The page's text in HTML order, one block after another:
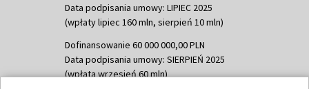
Data podpisania umowy: LIPIEC 2025
(wpłaty lipiec 160 mln, sierpień 10 mln)
Dofinansowanie 60 000 000,00 PLN
Data podpisania umowy: SIERPIEŃ 2025
(wpłata wrzesień 60 mln)